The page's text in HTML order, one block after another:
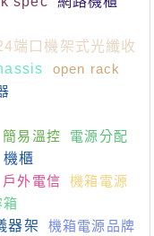
端口機架式光纖收
open rack
簡易溫控
電源分配
機櫃
戶外電信
機箱電源
箱
器架
機箱電源品牌